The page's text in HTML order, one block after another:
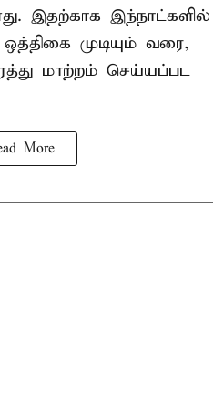
இதற்காக இந்நாட்களில்
முடியும் வரை,
மாற்றம் செய்யப்பட
More